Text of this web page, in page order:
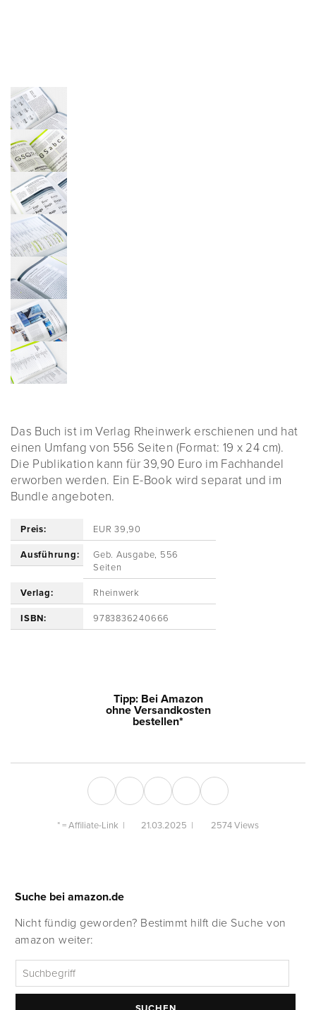
Das Buch ist im Verlag Rheinwerk erschienen und hat
einen Umfang von 556 Seiten (Format: 19 x 24 cm).
Die Publikation kann für 39,90 Euro im Fachhandel
erworben werden. Ein E-Book wird separat und im
Bundle angeboten.
Preis: EUR 39,90
Ausführung:
Geb. Ausgabe, 556
Seiten
Verlag: Rheinwerk
ISBN: 9783836240666
Tipp: Bei Amazon
ohne Versandkosten
bestellen*
* =Affiliate-Link | 21.03.2025 | 2574 Views
Suche bei amazon.de
Nicht fündig geworden? Bestimmt hilft die Suche von
amazon weiter: